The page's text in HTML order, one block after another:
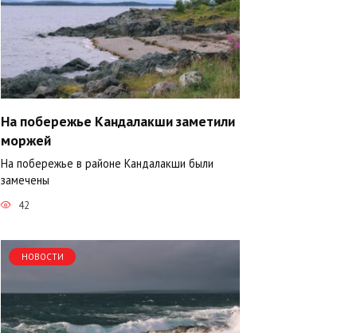
На побережье Кандалакши заметили
моржей
На побережье в районе Кандалакши были
замечены
42
НОВОСТИ